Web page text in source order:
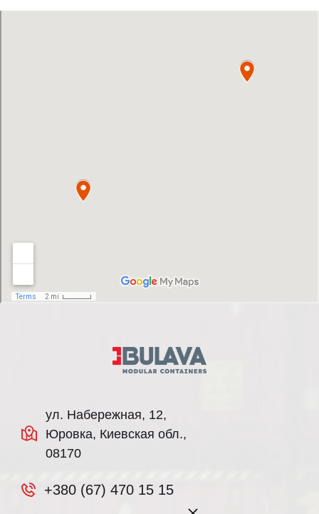
ул. Набережная, 12,
Юровка, Киевская обл.,
08170
+380 (67) 470 15 15